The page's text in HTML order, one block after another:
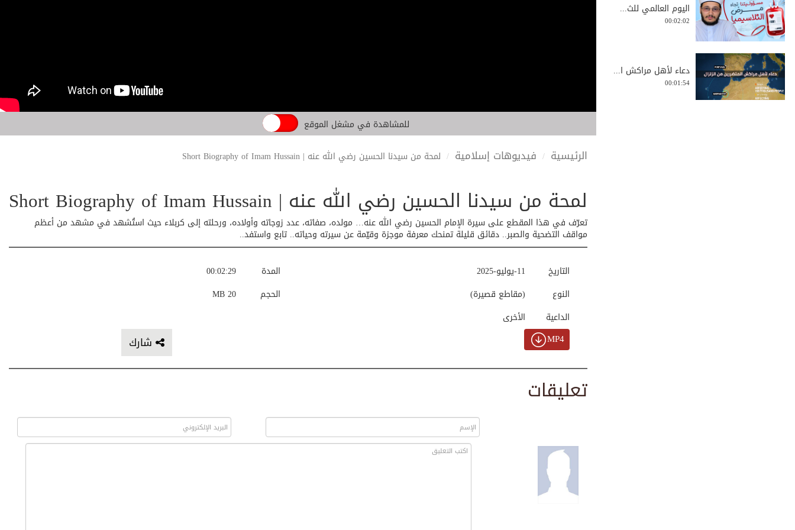
للمشاهدة في مشغل الموقع
الرئيسية فيديوهات إسلامية لمحة من سيدنا الحسين رضي الله عنه | Short Biography of Imam Hussain
لمحة من سيدنا الحسين رضي الله عنه | Short Biography of Imam Hussain
تعرّف في هذا المقطع على سيرة الإمام الحسين رضي الله عنه… مولده، صفاته، عدد زوجاته وأولاده، ورحلته إلى كربلاء حيث استُشهد في مشهد من أعظم
مواقف التضحية والصبر.. دقائق قليلة تمنحك معرفة موجزة وقيّمة عن سيرته وحياته.. تابع واستفد..
00:02:29
المدة
20 MB
الحجم
11-يوليو-2025
التاريخ
(مقاطع قصيرة)
النوع
الأخرى
الداعية
شارك MP4
تعليقات
اليوم العالمي للث...
00:02:02
دعاء لأهل مراكش ا...
00:01:54